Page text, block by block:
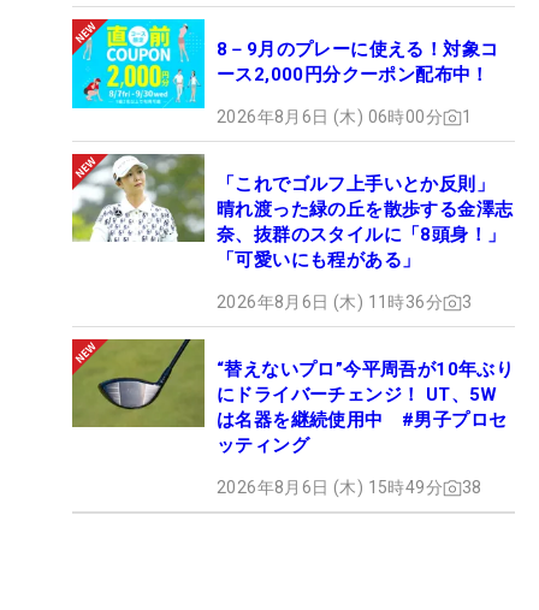
8－9月のプレーに使える！対象コ
ース2,000円分クーポン配布中！
2026年8月6日 (木) 06時00分 1
「これでゴルフ上手いとか反則」
晴れ渡った緑の丘を散歩する金澤志
奈、抜群のスタイルに「8頭身！」
「可愛いにも程がある」
2026年8月6日 (木) 11時36分 3
“替えないプロ”今平周吾が10年ぶり
にドライバーチェンジ！ UT、5W
は名器を継続使用中 #男子プロセ
ッティング
2026年8月6日 (木) 15時49分 38